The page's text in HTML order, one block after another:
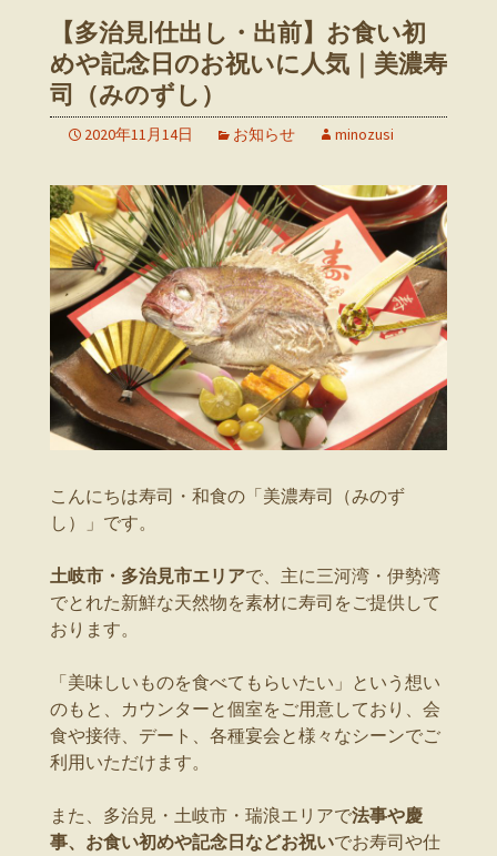
【多治見|仕出し・出前】お食い初
めや記念日のお祝いに人気｜美濃寿
司（みのずし）
2020年11月14日 お知らせ minozusi
こんにちは寿司・和食の「美濃寿司（みのず
し）」です。
土岐市・多治見市エリアで、主に三河湾・伊勢湾
でとれた新鮮な天然物を素材に寿司をご提供して
おります。
「美味しいものを食べてもらいたい」という想い
のもと、カウンターと個室をご用意しており、会
食や接待、デート、各種宴会と様々なシーンでご
利用いただけます。
また、多治見・土岐市・瑞浪エリアで法事や慶
事、お食い初めや記念日などお祝いでお寿司や仕